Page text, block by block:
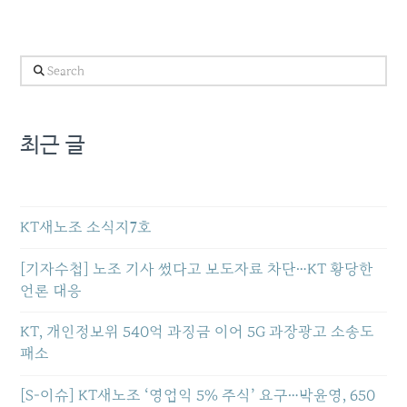
Search
최근 글
KT새노조 소식지7호
[기자수첩] 노조 기사 썼다고 보도자료 차단…KT 황당한
언론 대응
KT, 개인정보위 540억 과징금 이어 5G 과장광고 소송도
패소
[S-이슈] KT새노조 ‘영업익 5% 주식’ 요구…박윤영, 650